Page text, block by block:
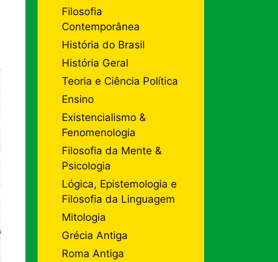
Filosofia
Contemporânea
História do Brasil
História Geral
Teoria e Ciência Política
Ensino
Existencialismo &
Fenomenologia
Filosofia da Mente &
Psicologia
Lógica, Epistemologia e
Filosofia da Linguagem
Mitologia
Grécia Antiga
Roma Antiga